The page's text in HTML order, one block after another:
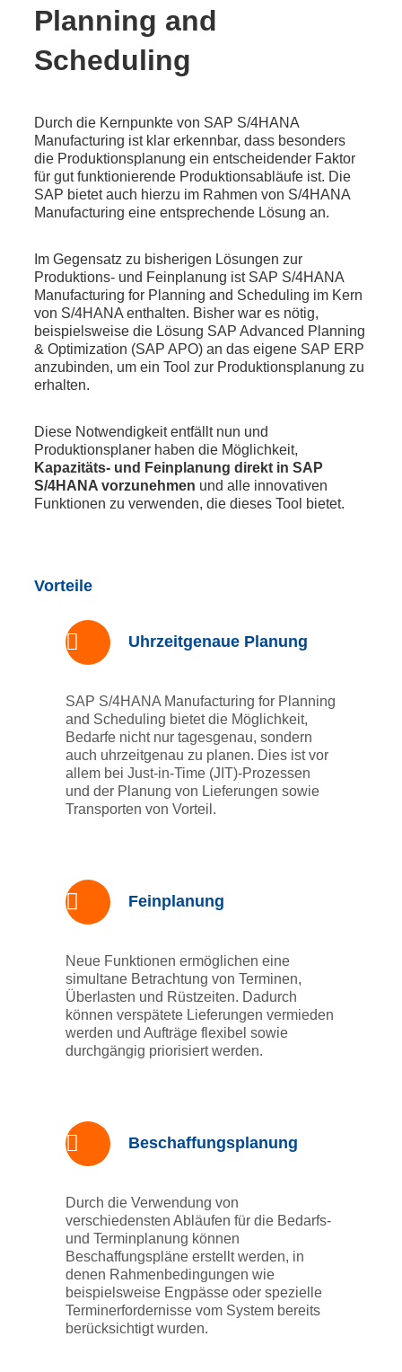
Planning and
Scheduling
Durch die Kernpunkte von SAP S/4HANA
Manufacturing ist klar erkennbar, dass besonders
die Produktionsplanung ein entscheidender Faktor
für gut funktionierende Produktionsabläufe ist. Die
SAP bietet auch hierzu im Rahmen von S/4HANA
Manufacturing eine entsprechende Lösung an.
Im Gegensatz zu bisherigen Lösungen zur
Produktions- und Feinplanung ist SAP S/4HANA
Manufacturing for Planning and Scheduling im Kern
von S/4HANA enthalten. Bisher war es nötig,
beispielsweise die Lösung SAP Advanced Planning
& Optimization (SAP APO) an das eigene SAP ERP
anzubinden, um ein Tool zur Produktionsplanung zu
erhalten.
Diese Notwendigkeit entfällt nun und
Produktionsplaner haben die Möglichkeit,
Kapazitäts- und Feinplanung direkt in SAP
S/4HANA vorzunehmen und alle innovativen
Funktionen zu verwenden, die dieses Tool bietet.
Vorteile
Uhrzeitgenaue Planung
SAP S/4HANA Manufacturing for Planning
and Scheduling bietet die Möglichkeit,
Bedarfe nicht nur tagesgenau, sondern
auch uhrzeitgenau zu planen. Dies ist vor
allem bei Just-in-Time (JIT)-Prozessen
und der Planung von Lieferungen sowie
Transporten von Vorteil.
Feinplanung
Neue Funktionen ermöglichen eine
simultane Betrachtung von Terminen,
Überlasten und Rüstzeiten. Dadurch
können verspätete Lieferungen vermieden
werden und Aufträge flexibel sowie
durchgängig priorisiert werden.
Beschaffungsplanung
Durch die Verwendung von
verschiedensten Abläufen für die Bedarfs-
und Terminplanung können
Beschaffungspläne erstellt werden, in
denen Rahmenbedingungen wie
beispielsweise Engpässe oder spezielle
Terminerfordernisse vom System bereits
berücksichtigt wurden.